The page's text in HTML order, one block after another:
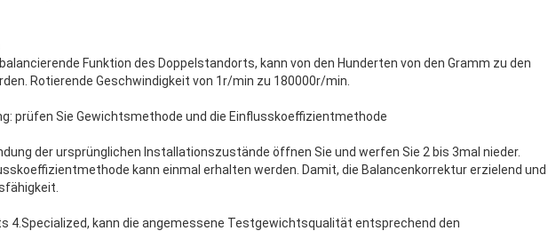
Funktion des Doppelstandorts, kann von den Hunderten von den Gramm zu den
Rotierende Geschwindigkeit von 1r/min zu 180000r/min.
prüfen Sie Gewichtsmethode und die Einflusskoeffizientmethode
der ursprünglichen Installationszustände öffnen Sie und werfen Sie 2 bis 3mal nieder.
kann einmal erhalten werden. Damit, die Balancenkorrektur erzielend und
4.Specialized, kann die angemessene Testgewichtsqualität entsprechend den